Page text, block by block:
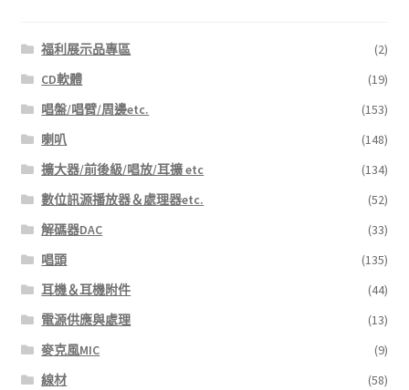
福利展示品專區
(2)
CD軟體
(19)
唱盤/唱臂/周邊etc.
(153)
喇叭
(148)
擴大器/前後級/唱放/耳擴 etc
(134)
數位訊源播放器＆處理器etc.
(52)
解碼器DAC
(33)
唱頭
(135)
耳機＆耳機附件
(44)
電源供應與處理
(13)
麥克風MIC
(9)
線材
(58)